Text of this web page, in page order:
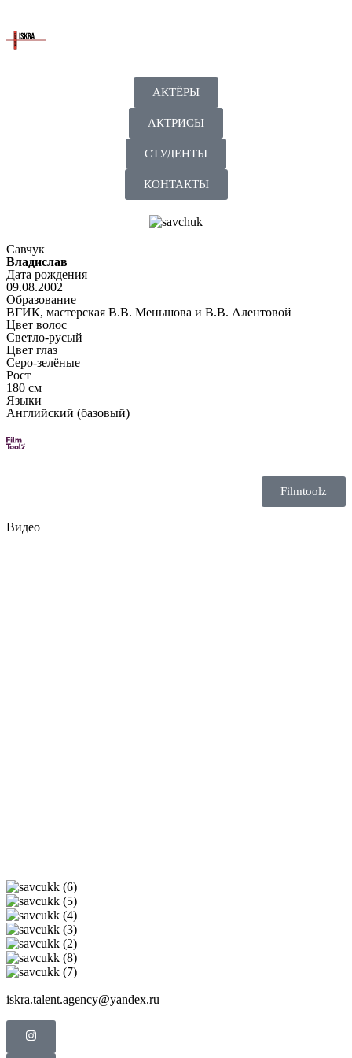
АКТЁРЫ
АКТРИСЫ
СТУДЕНТЫ
КОНТАКТЫ
Савчук
Владислав
Дата рождения
09.08.2002
Образование
ВГИК, мастерская В.В. Меньшова и В.В. Алентовой
Цвет волос
Светло-русый
Цвет глаз
Серо-зелёные
Рост
180 см
Языки
Английский (базовый)
Filmtoolz
Видео
iskra.talent.agency@yandex.ru